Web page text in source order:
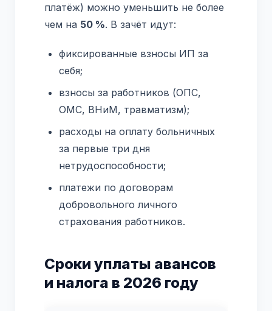
платёж) можно уменьшить не более
чем на 50 %. В зачёт идут:
фиксированные взносы ИП за
себя;
взносы за работников (ОПС,
ОМС, ВНиМ, травматизм);
расходы на оплату больничных
за первые три дня
нетрудоспособности;
платежи по договорам
добровольного личного
страхования работников.
Сроки уплаты авансов
и налога в 2026 году